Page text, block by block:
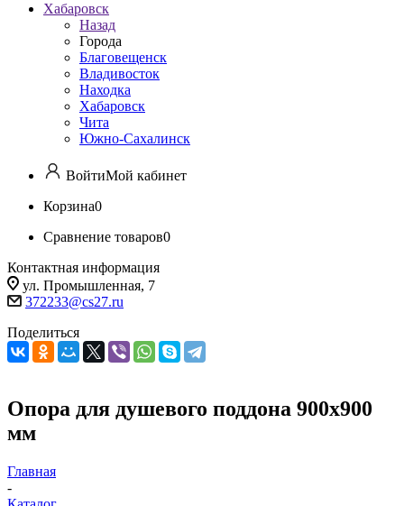
Хабаровск
Назад
Города
Благовещенск
Владивосток
Находка
Хабаровск
Чита
Южно-Сахалинск
ВойтиМой кабинет
Корзина0
Сравнение товаров0
Контактная информация
ул. Промышленная, 7
372233@cs27.ru
Поделиться
Опора для душевого поддона 900х900
мм
Главная
-